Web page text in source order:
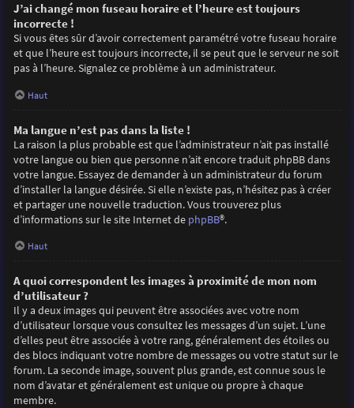
J’ai changé mon fuseau horaire et l’heure est toujours
incorrecte !
Si vous êtes sûr d’avoir correctement paramétré votre fuseau horaire
et que l’heure est toujours incorrecte, il se peut que le serveur ne soit
pas à l’heure. Signalez ce problème à un administrateur.
Haut
Ma langue n’est pas dans la liste !
La raison la plus probable est que l’administrateur n’ait pas installé
votre langue ou bien que personne n’ait encore traduit phpBB dans
votre langue. Essayez de demander à un administrateur du forum
d’installer la langue désirée. Si elle n’existe pas, n’hésitez pas à créer
et partager une nouvelle traduction. Vous trouverez plus
d’informations sur le site Internet de phpBB®.
Haut
A quoi correspondent les images à proximité de mon nom
d’utilisateur ?
Il y a deux images qui peuvent être associées avec votre nom
d’utilisateur lorsque vous consultez les messages d’un sujet. L’une
d’elles peut être associée à votre rang, généralement des étoiles ou
des blocs indiquant votre nombre de messages ou votre statut sur le
forum. La seconde image, souvent plus grande, est connue sous le
nom d’avatar et généralement est unique ou propre à chaque
membre.